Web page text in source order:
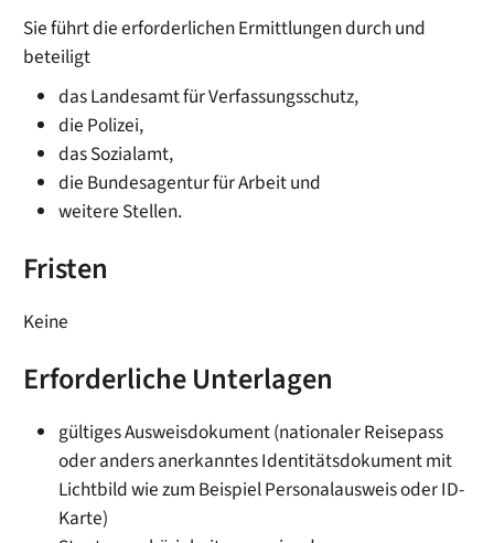
Sie führt die erforderlichen Ermittlungen durch und
beteiligt
das Landesamt für Verfassungsschutz,
die Polizei,
das Sozialamt,
die Bundesagentur für Arbeit und
weitere Stellen.
Fristen
Keine
Erforderliche Unterlagen
gültiges Ausweisdokument (nationaler Reisepass
oder anders anerkanntes Identitätsdokument mit
Lichtbild wie zum Beispiel Personalausweis oder ID-
Karte)